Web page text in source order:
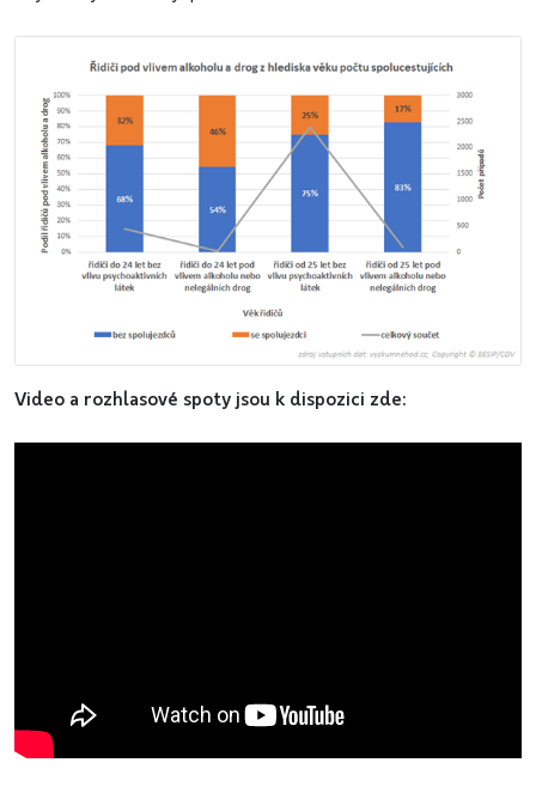
Video a rozhlasové spoty jsou k dispozici zde: